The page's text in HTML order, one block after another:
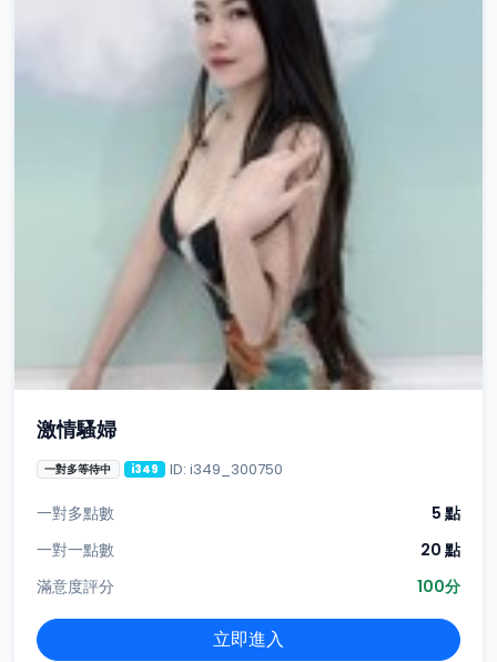
激情騷婦
一對多等待中 i349 ID: i349_300750
一對多點數
5 點
一對一點數
20 點
滿意度評分
100分
立即進入